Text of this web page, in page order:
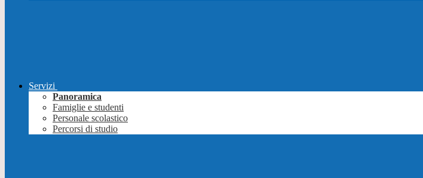
Servizi
Panoramica
Famiglie e studenti
Personale scolastico
Percorsi di studio